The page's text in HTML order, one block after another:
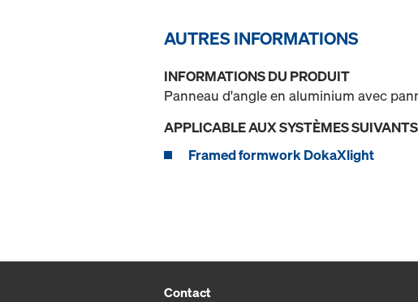
AUTRES INFORMATIONS
INFORMATIONS DU PRODUIT
Panneau d'angle en aluminium avec
APPLICABLE AUX SYSTÈMES SUIVANTS
Framed formwork DokaXlight
Contact